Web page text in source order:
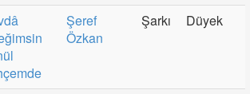
Şeref
Özkan
Şarkı Düyek